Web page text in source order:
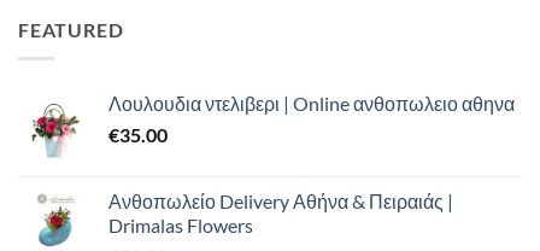
FEATURED
Λουλουδια ντελιβερι | Online ανθοπωλειο αθηνα
€35.00
Ανθοπωλείο Delivery Αθήνα & Πειραιάς |
Drimalas Flowers